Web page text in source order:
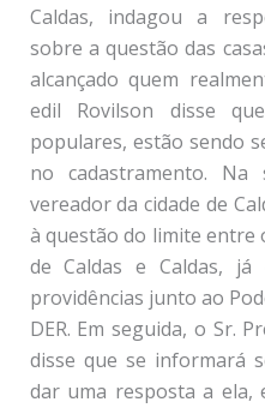
Caldas, indagou a
sobre a questão das
alcançado quem
edil Rovilson disse
populares, estão sendo
no cadastramento. Na
vereador da cidade de
à questão do limite entre
de Caldas e Caldas,
providências junto ao
DER. Em seguida, o Sr.
disse que se informará
dar uma resposta a ela,